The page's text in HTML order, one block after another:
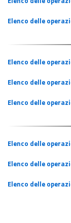
Elenco delle
Elenco delle
Elenco delle
Elenco delle
Elenco delle
Elenco delle
Elenco delle